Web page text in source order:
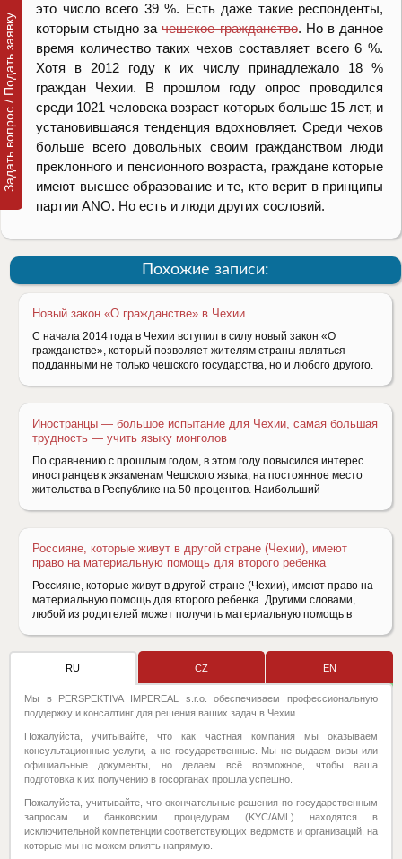
это число всего 39 %. Есть даже такие респонденты,
которым стыдно зачешское гражданство. Но в данное
время количество таких чехов составляет всего 6 %.
Хотя в 2012 году к их числу принадлежало 18 %
граждан Чехии. В прошлом году опрос проводился
среди 1021 человека возраст которых больше 15 лет, и
установившаяся тенденция вдохновляет. Среди чехов
больше всего довольных своим гражданством люди
преклонного и пенсионного возраста, граждане которые
имеют высшее образование и те, кто верит в принципы
партии ANO. Но есть и люди других сословий.
Похожие записи:
Новый закон «О гражданстве» в Чехии
С начала 2014 года в Чехии вступил в силу новый закон «О
гражданстве», который позволяет жителям страны являться
подданными не только чешского государства, но и любого другого.
Иностранцы — большое испытание для Чехии, самая большая
трудность — учить языку монголов
По сравнению с прошлым годом, в этом году повысился интерес
иностранцев к экзаменам Чешского языка, на постоянное место
жительства в Республике на 50 процентов. Наибольший
Россияне, которые живут в другой стране (Чехии), имеют
право на материальную помощь для второго ребенка
Россияне, которые живут в другой стране (Чехии), имеют право на
материальную помощь для второго ребенка. Другими словами,
любой из родителей может получить материальную помощь в
Задать вопрос / Подать заявку
RU CZ EN
Мы в PERSPEKTIVA IMPEREAL s.r.o. обеспечиваем профессиональную
поддержку и консалтинг для решения ваших задач в Чехии.
Пожалуйста, учитывайте, что как частная компания мы оказываем
консультационные услуги, а не государственные. Мы не выдаем визы или
официальные документы, но делаем всё возможное, чтобы ваша
подготовка к их получению в госорганах прошла успешно.
Пожалуйста, учитывайте, что окончательные решения по государственным
запросам и банковским процедурам (KYC/AML) находятся в
исключительной компетенции соответствующих ведомств и организаций, на
которые мы не можем влиять напрямую.